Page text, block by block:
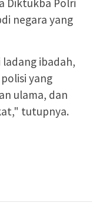
Diktukba Polri
negara yang
ibadah,
yang
ulama, dan
tutupnya.